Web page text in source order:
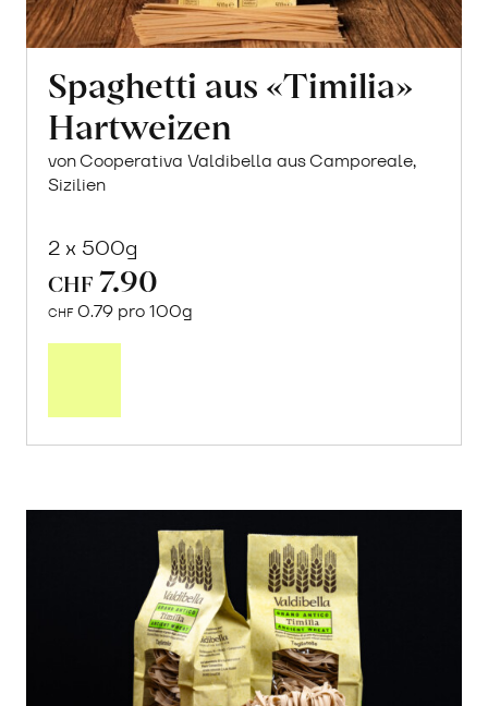
Spaghetti aus «Timilia»
Hartweizen
von Cooperativa Valdibella aus Camporeale,
Sizilien
2 x 500g
CHF 7.90
CHF 0.79 pro 100g